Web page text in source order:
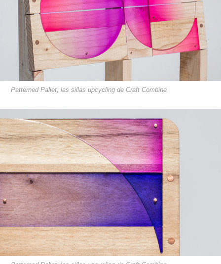
Patterned Pallet, las sillas upcycling de Craft Combine